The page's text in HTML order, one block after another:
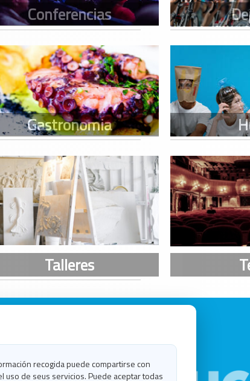
recogida puede compartirse con
de seus servicios. Puede aceptar todas